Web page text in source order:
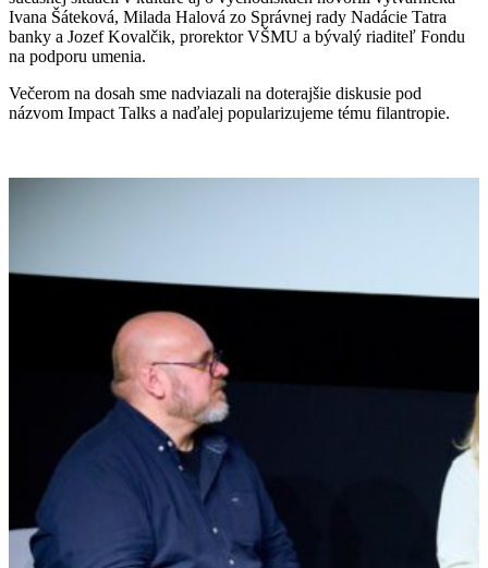
Ivana Šáteková, Milada Halová zo Správnej rady Nadácie Tatra
banky a Jozef Kovalčik, prorektor VŠMU a bývalý riaditeľ Fondu
na podporu umenia.
Večerom na dosah sme nadviazali na doterajšie diskusie pod
názvom Impact Talks a naďalej popularizujeme tému filantropie.